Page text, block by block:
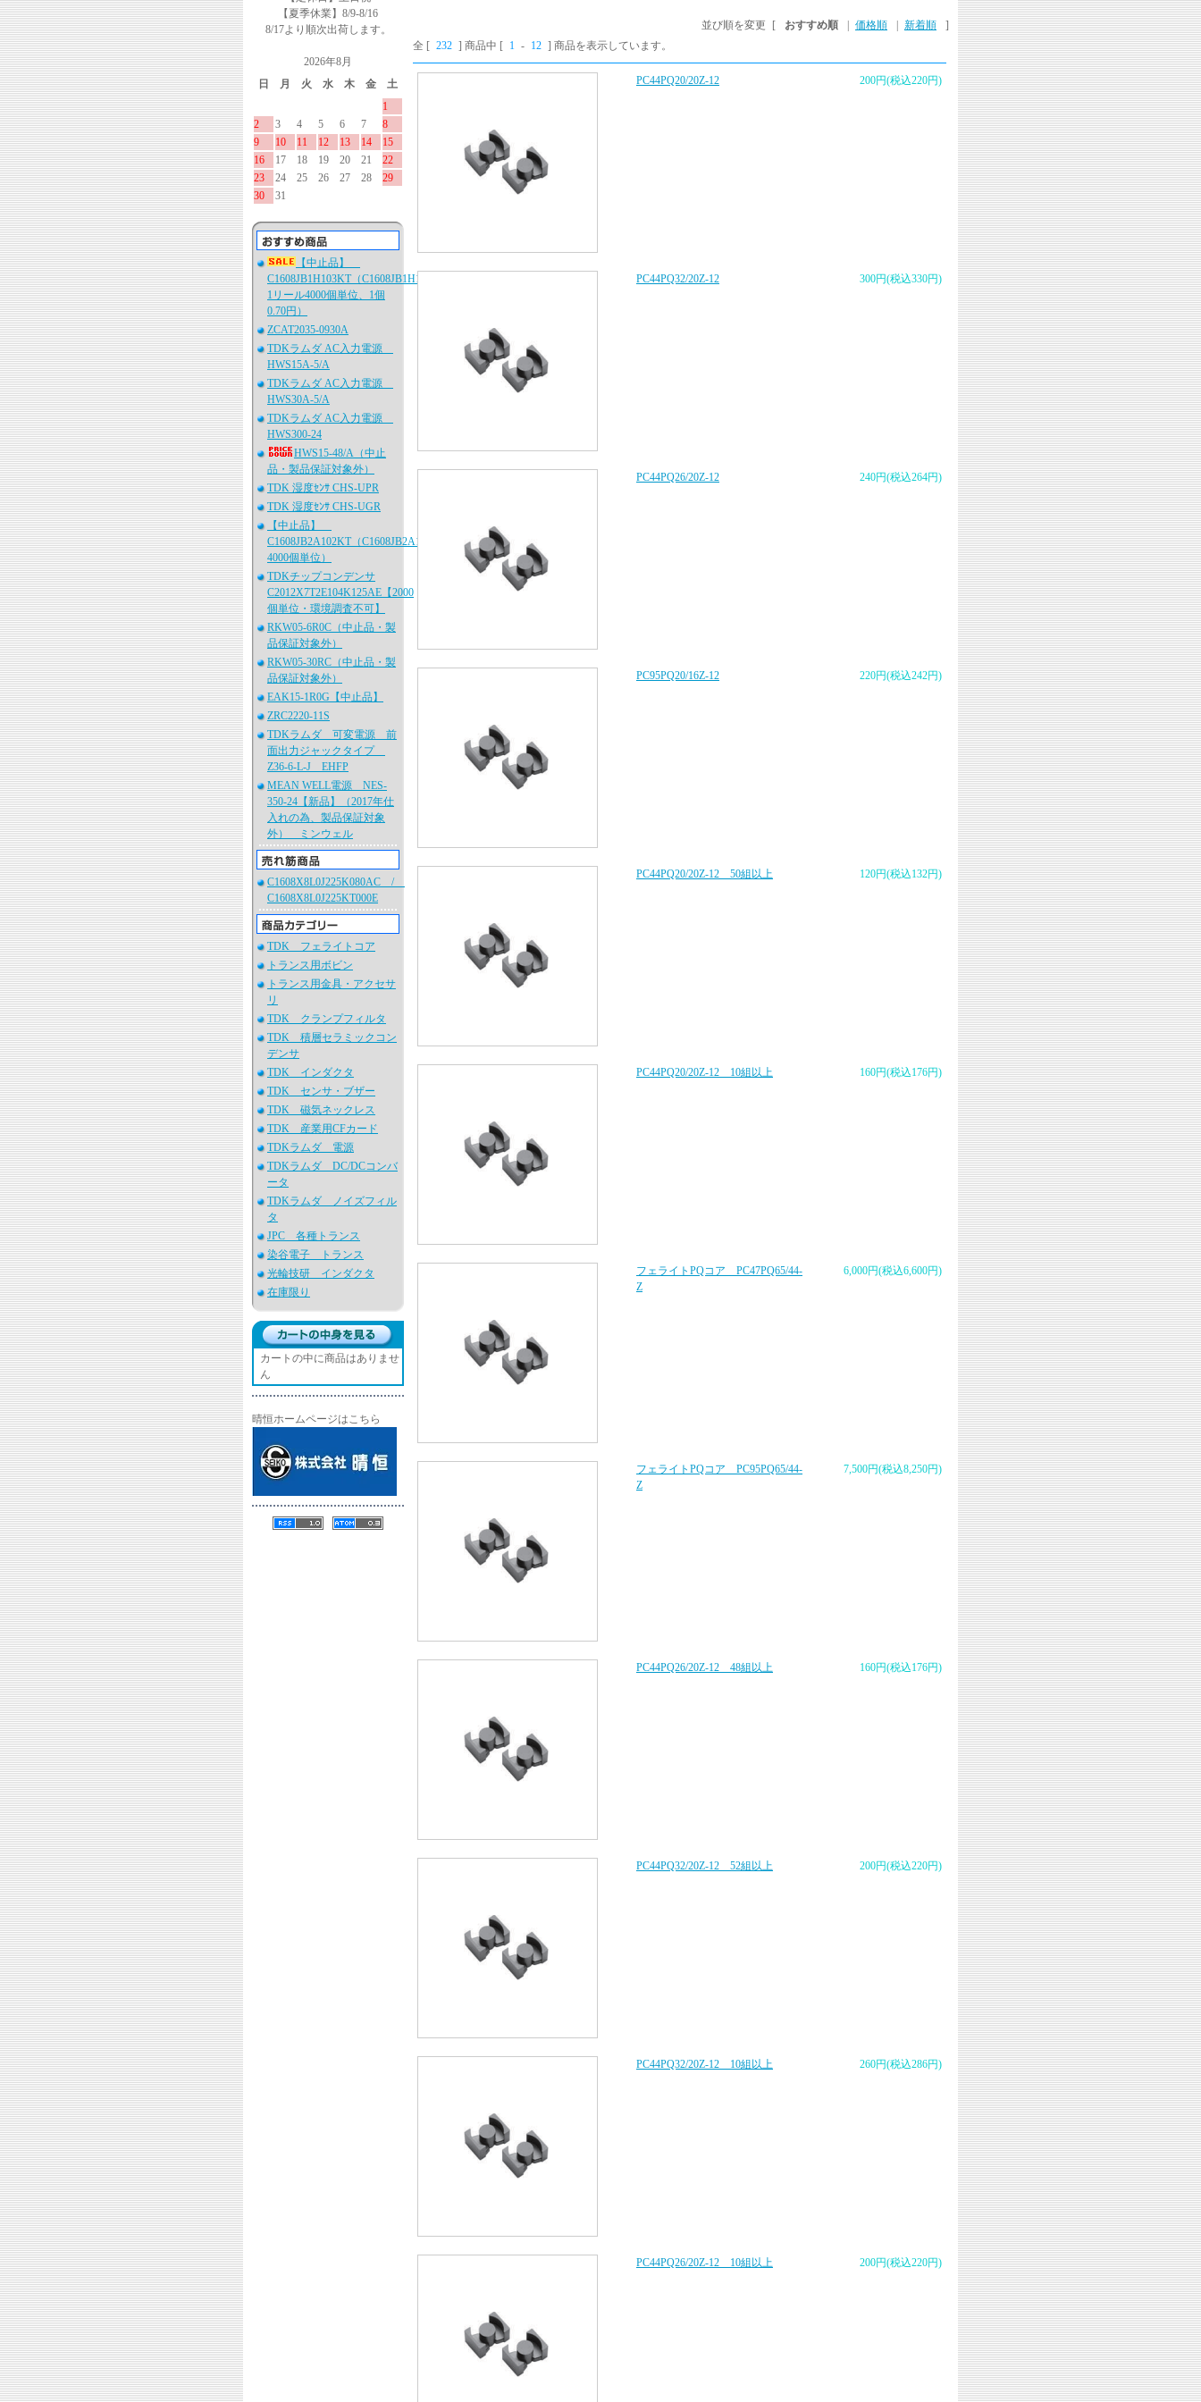
【夏季休業】8/9-8/16
8/17より順次出荷します。
2026年8月
日
月 火 水 木 金
土
1
2
3 4 5 6 7
8
9
10 11 12 13 14
15
16
17 18 19 20 21
22
23
24 25 26 27 28
29
30
31
【中止品】
C1608JB1H103KT（C1608JB1H103K080AA、
1リール4000個単位、1個
0.70円）
ZCAT2035-0930A
TDKラムダ AC入力電源
HWS15A-5/A
TDKラムダ AC入力電源
HWS30A-5/A
TDKラムダ AC入力電源
HWS300-24
HWS15-48/A（中止
品・製品保証対象外）
TDK 湿度ｾﾝｻ CHS-UPR
TDK 湿度ｾﾝｻ CHS-UGR
【中止品】
C1608JB2A102KT（C1608JB2A102K080AA、
4000個単位）
TDKチップコンデンサ
C2012X7T2E104K125AE【2000
個単位・環境調査不可】
RKW05-6R0C（中止品・製
品保証対象外）
RKW05-30RC（中止品・製
品保証対象外）
EAK15-1R0G【中止品】
ZRC2220-11S
TDKラムダ 可変電源 前
面出力ジャックタイプ
Z36-6-L-J EHFP
MEAN WELL電源 NES-
350-24【新品】（2017年仕
入れの為、製品保証対象
外） ミンウェル
C1608X8L0J225K080AC /
C1608X8L0J225KT000E
TDK フェライトコア
トランス用ボビン
トランス用金具・アクセサ
リ
TDK クランプフィルタ
TDK 積層セラミックコン
デンサ
TDK インダクタ
TDK センサ・ブザー
TDK 磁気ネックレス
TDK 産業用CFカード
TDKラムダ 電源
TDKラムダ DC/DCコンバ
ータ
TDKラムダ ノイズフィル
タ
JPC 各種トランス
染谷電子 トランス
光輪技研 インダクタ
在庫限り
カートの中に商品はありませ
ん
晴恒ホームページはこちら
並び順を変更 [ おすすめ順 価格順 新着順
]
全 [ 232 ] 商品中 [ 1 - 12 ] 商品を表示しています。
200円(税込220円)
PC44PQ20/20Z-12
300円(税込330円)
PC44PQ32/20Z-12
240円(税込264円)
PC44PQ26/20Z-12
220円(税込242円)
PC95PQ20/16Z-12
120円(税込132円)
PC44PQ20/20Z-12 50組以上
160円(税込176円)
PC44PQ20/20Z-12 10組以上
6,000円(税込6,600円)
フェライトPQコア PC47PQ65/44-
Z
7,500円(税込8,250円)
フェライトPQコア PC95PQ65/44-
Z
160円(税込176円)
PC44PQ26/20Z-12 48組以上
200円(税込220円)
PC44PQ32/20Z-12 52組以上
260円(税込286円)
PC44PQ32/20Z-12 10組以上
200円(税込220円)
PC44PQ26/20Z-12 10組以上